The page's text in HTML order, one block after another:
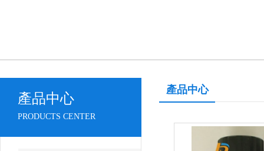
產品中心
PRODUCTS CENTER
產品中心